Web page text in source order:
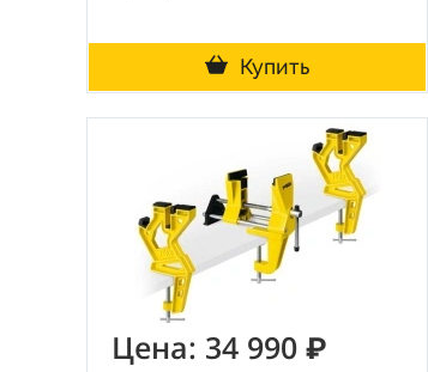
Купить
Цена: 34 990 ₽